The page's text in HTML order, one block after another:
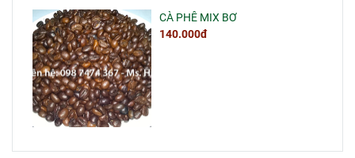
CÀ PHÊ MIX BƠ
140.000đ